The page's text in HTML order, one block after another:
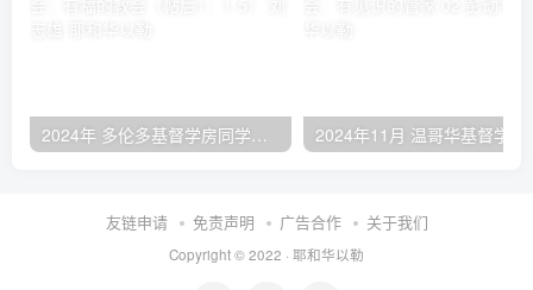
2024年 多伦多基督学房同学聚会：有福的教会（帖后1：1-5） 刘志雄
友链申请 免责声明 广告合作 关于我们
Copyright © 2022 · 耶和华以勒